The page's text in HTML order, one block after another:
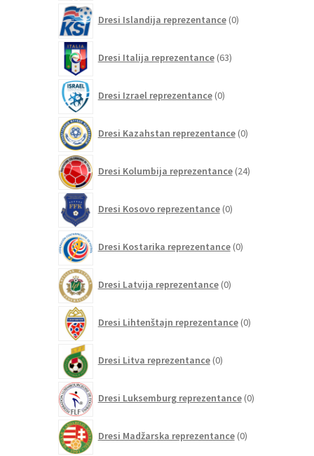
Dresi Islandija reprezentance 0izdelkov
Dresi Italija reprezentance 63izdelkov
Dresi Izrael reprezentance 0izdelkov
Dresi Kazahstan reprezentance 0izdelkov
Dresi Kolumbija reprezentance 24izdelkov
Dresi Kosovo reprezentance 0izdelkov
Dresi Kostarika reprezentance 0izdelkov
Dresi Latvija reprezentance 0izdelkov
Dresi Lihtenštajn reprezentance 0izdelkov
Dresi Litva reprezentance 0izdelkov
Dresi Luksemburg reprezentance 0izdelkov
Dresi Madžarska reprezentance 0izdelkov